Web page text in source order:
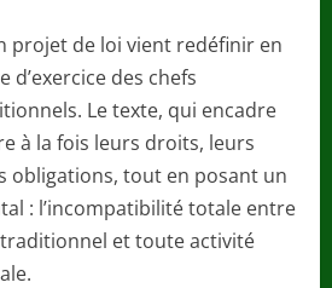
projet de loi vient redéfinir en
des chefs
Le texte, qui encadre
à la fois leurs droits, leurs
obligations, tout en posant un
: l’incompatibilité totale entre
et toute activité